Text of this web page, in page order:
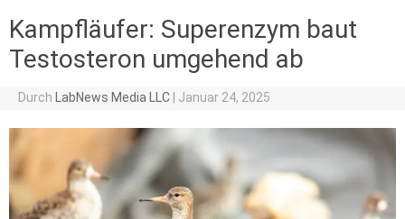
Kampfläufer: Superenzym baut
Testosteron umgehend ab
Durch LabNews Media LLC Januar 24, 2025